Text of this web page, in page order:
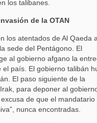
los talibanes.
de la OTAN
los atentados de Al Qaeda
sede del Pentágono. El
al gobierno afgano la
país. El gobierno talibán
El paso siguiente de la
para deponer al
de que el mandatario
nunca encontradas.